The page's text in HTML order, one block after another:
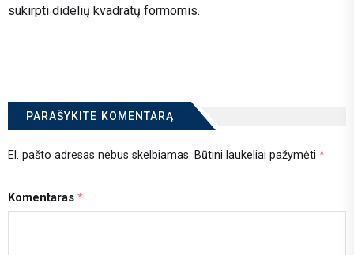
sukirpti didelių kvadratų formomis.
PARAŠYKITE KOMENTARĄ
El. pašto adresas nebus skelbiamas. Būtini laukeliai pažymėti *
Komentaras *